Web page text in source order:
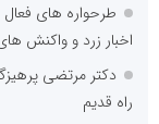
طرحواره های
اخبار زرد و واکنش
دکتر مرتضی
راه قدیم